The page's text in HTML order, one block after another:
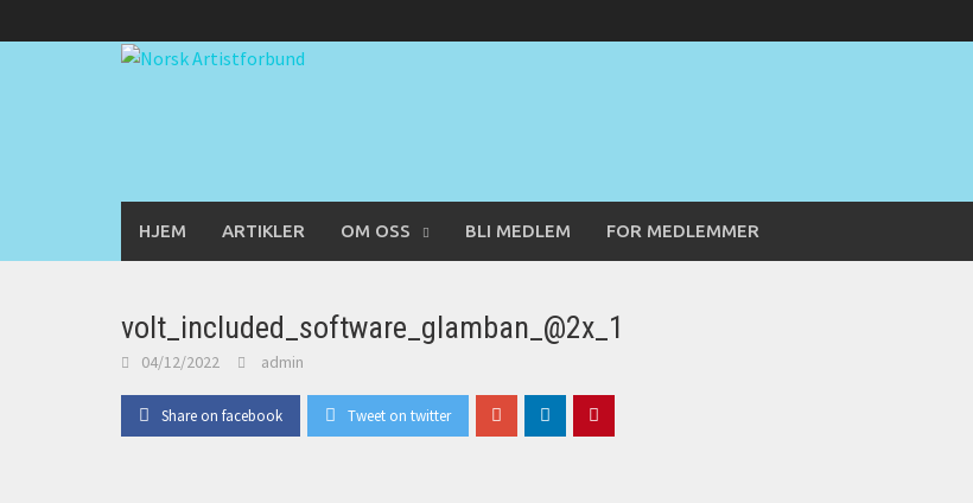
to
HJEM ARTIKLER OM OSS BLI MEDLEM FOR MEDLEMMER
volt_included_software_glamban_@2x_1
04/12/2022 admin
Share on facebook Tweet on twitter